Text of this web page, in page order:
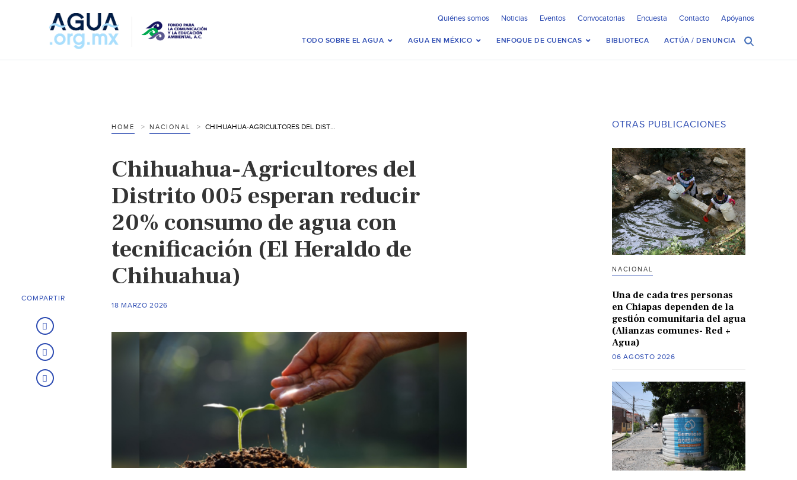
Quiénes somos Noticias Eventos Convocatorias Encuesta Contacto Apóyanos
TODO SOBRE EL AGUA AGUA EN MÉXICO ENFOQUE DE CUENCAS BIBLIOTECA ACTÚA / DENUNCIA
HOME NACIONAL CHIHUAHUA-AGRICULTORES DEL DISTRITO 005 ESPERAN REDUCIR 20% CONSUMO DE AGUA CON TECNIFICACIÓN (EL HERALDO DE CHIHUAHUA)
Chihuahua-Agricultores del
Distrito 005 esperan reducir
20% consumo de agua con
tecnificación (El Heraldo de
Chihuahua)
18 MARZO 2026
COMPARTIR
OTRAS PUBLICACIONES
NACIONAL
Una de cada tres personas
en Chiapas dependen de la
gestión comunitaria del agua
(Alianzas comunes- Red +
Agua)
06 AGOSTO 2026